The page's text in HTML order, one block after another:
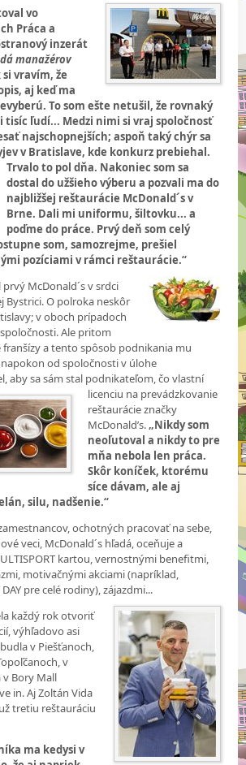
vo
Práca a
inzerát
manažérov
si vravím, že
aj keď ma
To som ešte netušil, že rovnaký
tisíc ľudí... Medzi nimi si vraj spoločnosť
najschopnejších; aspoň taký chýr sa
v Bratislave, kde konkurz prebiehal.
Trvalo to pol dňa. Nakoniecsom sa
dostal do užšieho výberu a pozvali ma do
najbližšej reštaurácie McDonald´s v
Brne. Dali mi uniformu, šiltovku... a
poďme do práce. Prvý deň som celý
som, samozrejme, prešiel
pozíciami v rámci reštaurácie.“
McDonald´s v srdci
Bystrici. O polroka neskôr
v oboch prípadoch
Ale pritom
franšízy a tento spôsob podnikania mu
od spoločnosti v úlohe
aby sa sám stal podnikateľom, čo vlastní
licenciu na prevádzkovanie
reštaurácie značky
McDonald’s.„Nikdy som
neoľutoval a nikdy to pre
mňa nebola len práca.
Skôr koníček, ktorému
síce dávam, ale aj
silu, nadšenie.“
ochotných pracovať na sebe,
veci, McDonald´s hľadá, oceňuje a
kartou, vernostnými benefitmi,
motivačnými akciami (napríklad,
pre celé rodiny), zájazdmi...
každý rok otvoriť
výhľadovo asi
v Piešťanoch,
v
v Bory Mall
in. Aj Zoltán Vida
tretiu reštauráciu
ma kedysi v